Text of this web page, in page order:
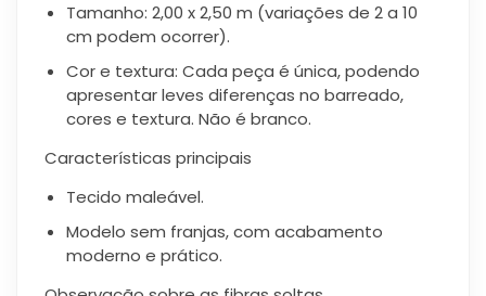
Tamanho: 2,00 x 2,50 m (variações de 2 a 10
cm podem ocorrer).
Cor e textura: Cada peça é única, podendo
apresentar leves diferenças no barreado,
cores e textura. Não é branco.
Características principais
Tecido maleável.
Modelo sem franjas, com acabamento
moderno e prático.